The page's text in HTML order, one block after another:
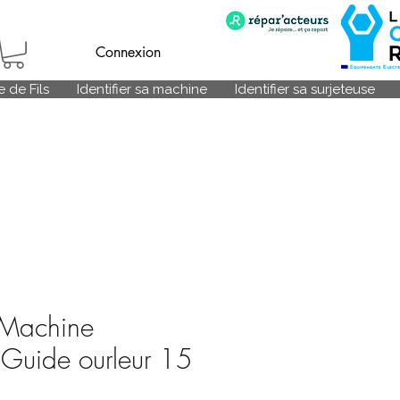
de Fils Identifier sa machine Identifier sa surjeteuse
Connexion
ourleur 15